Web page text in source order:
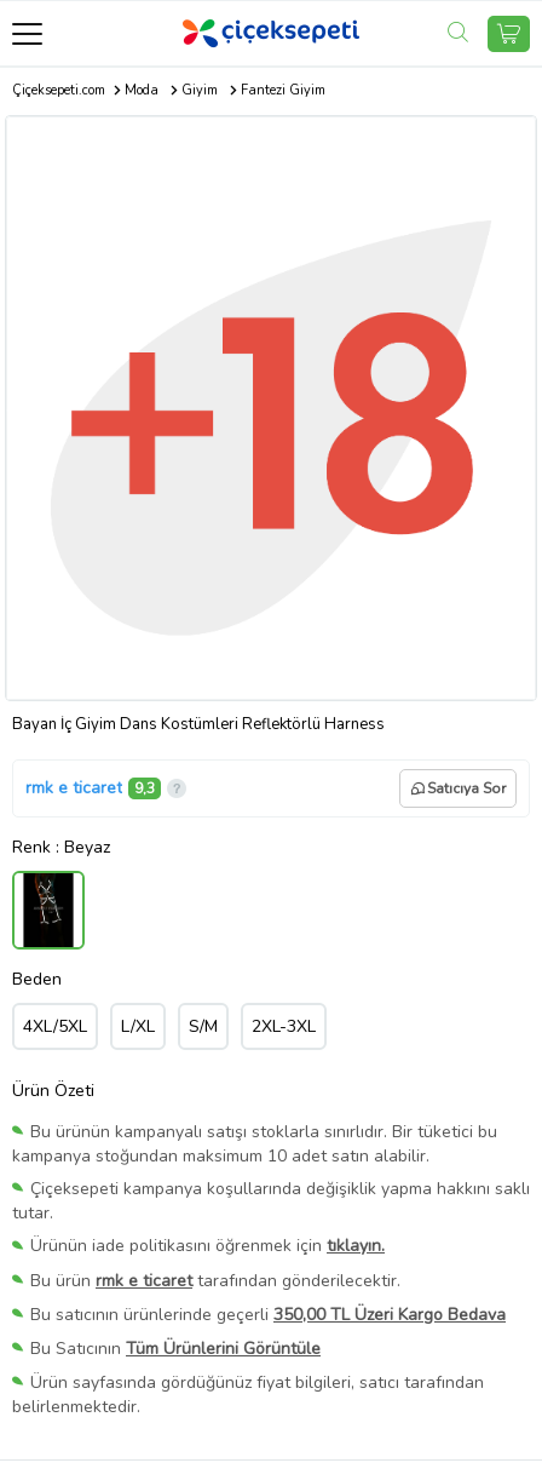
Çiçeksepeti.com Moda Giyim Fantezi Giyim
Bayan İç Giyim Dans Kostümleri Reflektörlü Harness
rmk e ticaret 9,3 Satıcıya Sor
Renk : Beyaz
Beden
4XL/5XL L/XL S/M 2XL-3XL
Ürün Özeti
Bu ürünün kampanyalı satışı stoklarla sınırlıdır. Bir tüketici bu
kampanya stoğundan maksimum 10 adet satın alabilir.
Çiçeksepeti kampanya koşullarında değişiklik yapma hakkını saklı
tutar.
Ürünün iade politikasını öğrenmek için tıklayın.
Bu ürün rmk e ticarettarafından gönderilecektir.
Bu satıcının ürünlerinde geçerli 350,00 TL Üzeri Kargo Bedava
Bu Satıcının Tüm Ürünlerini Görüntüle
Ürün sayfasında gördüğünüz fiyat bilgileri, satıcı tarafından
belirlenmektedir.